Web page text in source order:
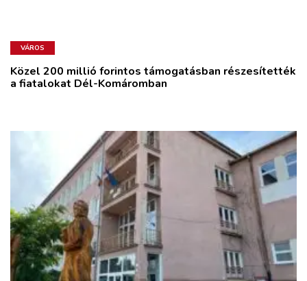
VÁROS
Közel 200 millió forintos támogatásban részesítették
a fiatalokat Dél-Komáromban